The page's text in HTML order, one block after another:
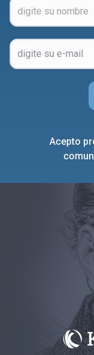
Acepto